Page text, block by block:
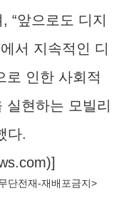
“앞으로도 디지
서 지속적인 디
로 인한 사회적
현하는 모빌리
다.
)]
단전재-재배포금지>